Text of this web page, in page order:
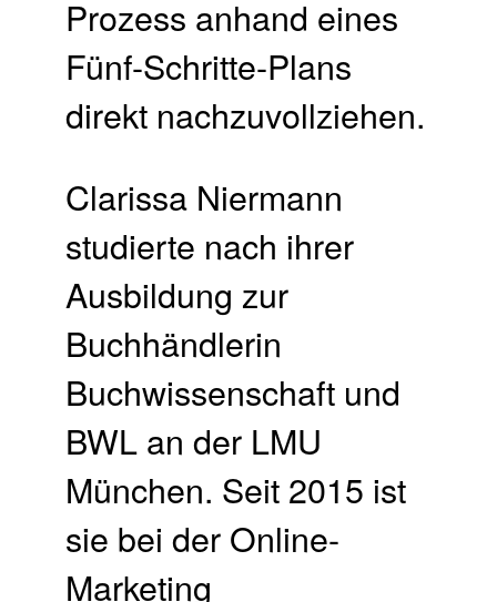
Prozess anhand eines
Fünf-Schritte-Plans
direkt nachzuvollziehen.
Clarissa Niermann
studierte nach ihrer
Ausbildung zur
Buchhändlerin
Buchwissenschaft und
BWL an der LMU
München. Seit 2015 ist
sie bei der Online-
Marketing